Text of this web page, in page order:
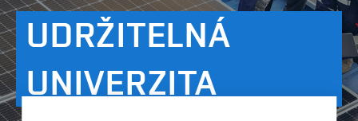
UDRŽITELNÁ
UNIVERZITA